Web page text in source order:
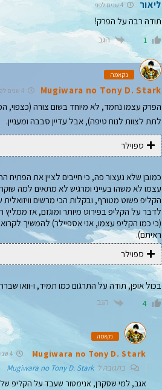
ליאור 4 שנים לפני
תודה רבה על הפרק!
1 הגב
נקאמה
Mugiwara no Tony D. Stark 4 שנים לפני
הפרק עצמו נחמד, לא מיוחד בשום צורה (כצפוי,
לתת לצוות לנוח טיפה), אבל עדיין סבבה ומעניין.
ספוילר
כמובן שלא נעצור פה, כי חייבים לציין את הפתיח
עצמו לא משהו בעייני ומרגיש לא מתאים למה
הקליפ פשוט מטורף, ובקלות הכי מרשים וויזואלית
לדבר על הקליפ בפירוט מיותר ומוגזם, אז
(כי כמו הקליפ עצמו, אני אספיילר) להמשיך
ראיתם).
ספוילר
בכול אופן, תודה על התרגום כמו תמיד, ו-וואו
4 הגב
נקאמה
Mugiwara no Tony D. Stark 4 שנים לפני
בתגובה לMugiwara no Tony D. Stark
אגב, למי שסקרן, אנימטור שעבד על הקליפ